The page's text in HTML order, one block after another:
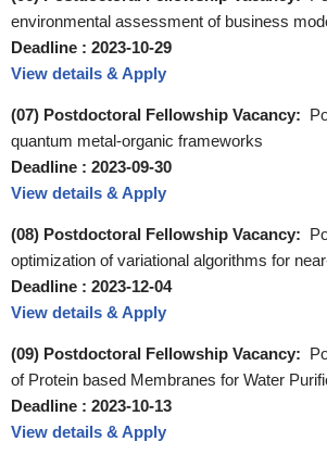
environmental assessment of business
Deadline : 2023-10-29
View details & Apply
(07) Postdoctoral Fellowship Vacancy:
quantum metal-organic frameworks
Deadline : 2023-09-30
View details & Apply
(08) Postdoctoral Fellowship Vacancy:
optimization of variational algorithms for
Deadline : 2023-12-04
View details & Apply
(09) Postdoctoral Fellowship Vacancy:
of Protein based Membranes for Water
Deadline : 2023-10-13
View details & Apply